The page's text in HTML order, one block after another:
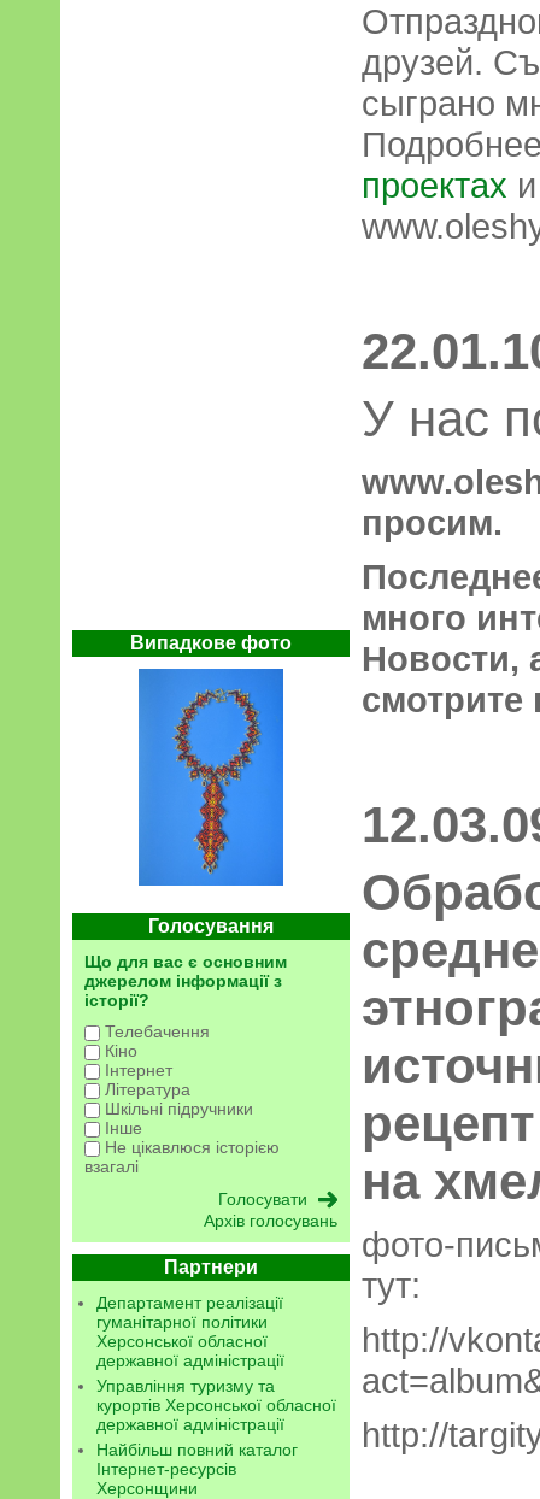
Випадкове фото
Голосування
Що для вас є основним
джерелом інформації з
історії?
Телебачення
Кіно
Інтернет
Література
Шкільні підручники
Інше
Не цікавлюся історією
взагалі
Архів голосувань
Партнери
Департамент реалізації
гуманітарної політики
Херсонської обласної
державної адміністрації
Управління туризму та
курортів Херсонської обласної
державної адміністрації
Найбільш повний каталог
Інтернет-ресурсів
Херсонщини
друзей.
сыграно
проектах
У нас
просим.
много
Новости,
смотрите
на
фото-
тут:
http://
http://